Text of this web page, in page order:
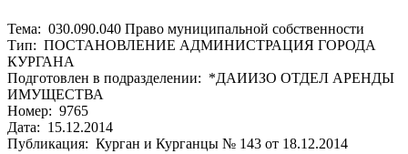
Тема: 030.090.040 Право муниципальной собственности
Тип: ПОСТАНОВЛЕНИЕ АДМИНИСТРАЦИЯ ГОРОДА
КУРГАНА
Подготовлен в подразделении: *ДАИИЗО ОТДЕЛ АРЕНДЫ
ИМУЩЕСТВА
Номер: 9765
Дата: 15.12.2014
Публикация: Курган и Курганцы № 143 от 18.12.2014